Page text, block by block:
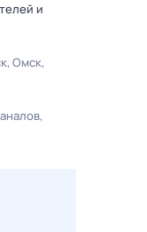
и
Омск